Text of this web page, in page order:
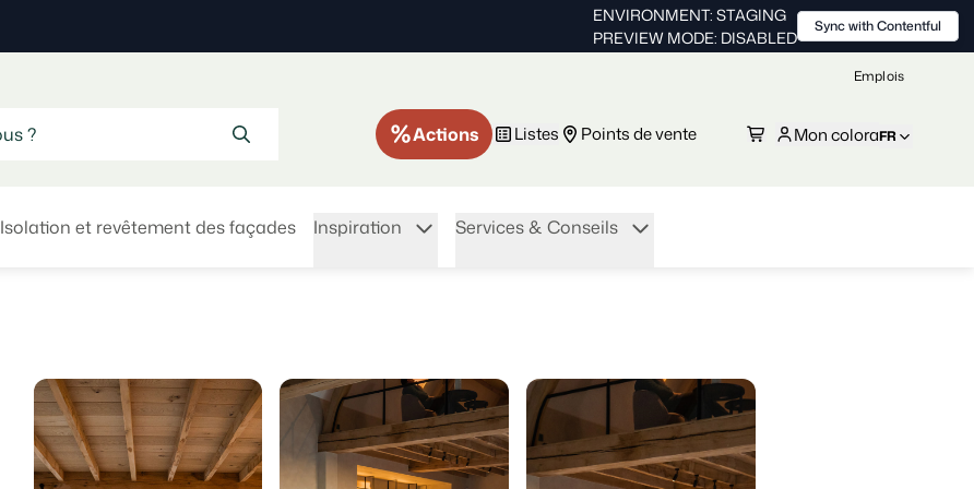
Emplois
Actions Listes Points de vente Mon coloraFR
Isolation et revêtement des façades Inspiration Services & Conseils
ENVIRONMENT: STAGING
PREVIEW MODE: DISABLED
Sync with Contentful